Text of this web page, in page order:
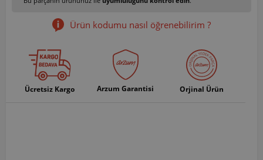
Ürün kodumu nasıl öğrenebilirim ?
Ücretsiz Kargo Arzum Garantisi Orjinal Ürün